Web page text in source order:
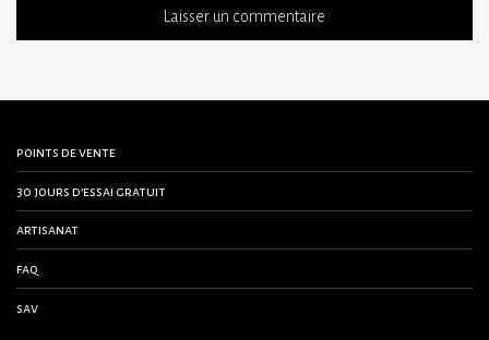
points de vente
30 jours d’essai gratuit
artisanat
faq
sav